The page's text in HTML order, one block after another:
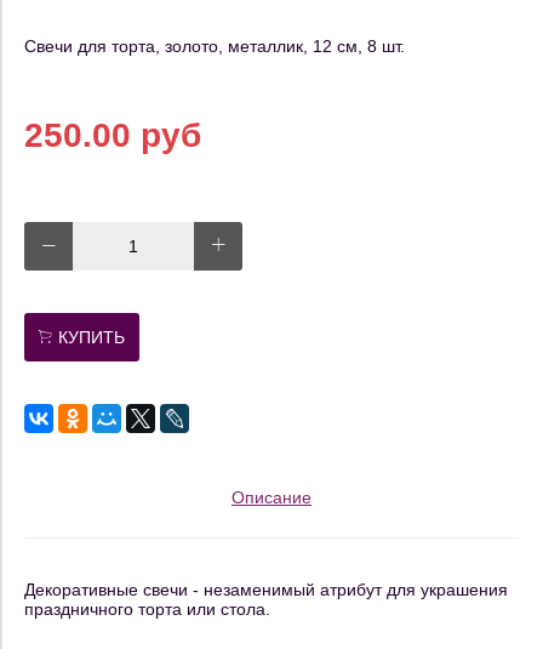
Свечи для торта, золото, металлик, 12 см, 8 шт.
250.00 руб
КУПИТЬ
Описание
Декоративные свечи - незаменимый атрибут для украшения
праздничного торта или стола.